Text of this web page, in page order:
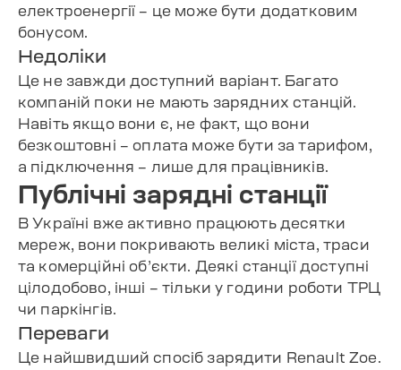
електроенергії – це може бути додатковим
бонусом.
Недоліки
Це не завжди доступний варіант. Багато
компаній поки не мають зарядних станцій.
Навіть якщо вони є, не факт, що вони
безкоштовні – оплата може бути за тарифом,
а підключення – лише для працівників.
Публічні зарядні станції
В Україні вже активно працюють десятки
мереж, вони покривають великі міста, траси
та комерційні об’єкти. Деякі станції доступні
цілодобово, інші – тільки у години роботи ТРЦ
чи паркінгів.
Переваги
Це найшвидший спосіб зарядити Renault Zoe.